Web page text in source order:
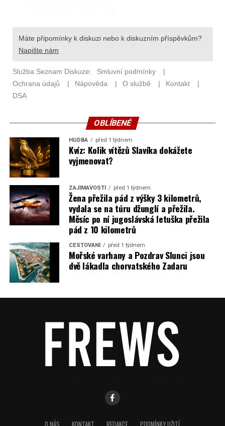
OBLÍBENÉ
HUDBA před 1 týdnem
Kvíz: Kolik vítězů Slavíka dokážete
vyjmenovat?
ZAJÍMAVOSTI před 1 týdnem
Žena přežila pád z výšky 3 kilometrů,
vydala se na túru džunglí a přežila.
Měsíc po ní jugoslávská letuška přežila
pád z 10 kilometrů
CESTOVÁNÍ před 1 týdnem
Mořské varhany a Pozdrav Slunci jsou
dvě lákadla chorvatského Zadaru